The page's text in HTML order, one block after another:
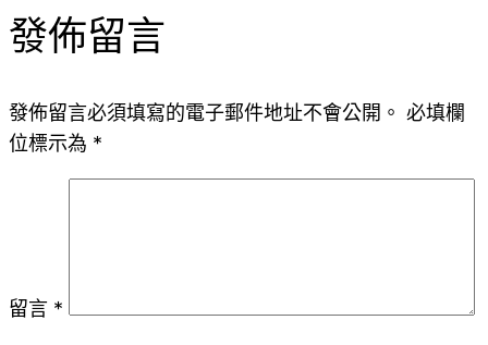
發佈留言
發佈留言必須填寫的電子郵件地址不會公開。 必填欄
位標示為 *
留言 *